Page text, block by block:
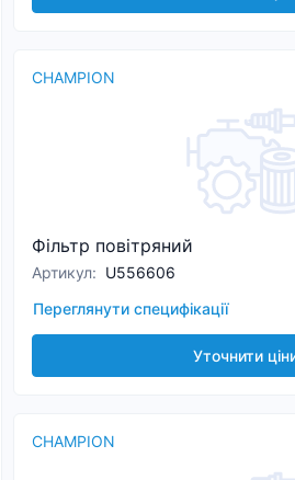
CHAMPION
Фільтр повітряний
Артикул: U556606
Переглянути специфікації
Уточнити
CHAMPION